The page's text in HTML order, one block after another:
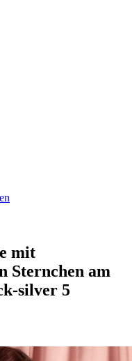
mit
Sternchen am
silver 5